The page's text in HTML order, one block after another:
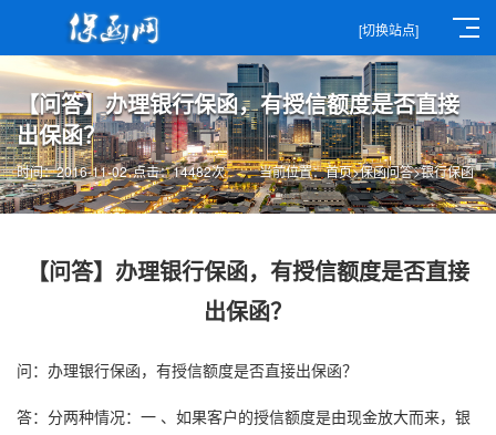
[切换站点]
【问答】办理银行保函，有授信额度是否直接
出保函？
当前位置：首页>保函问答>银行保函
时间：2016-11-02 点击：14482次
【问答】办理银行保函，有授信额度是否直接
出保函？
问：办理银行保函，有授信额度是否直接出保函？
答：分两种情况：一 、如果客户的授信额度是由现金放大而来，银